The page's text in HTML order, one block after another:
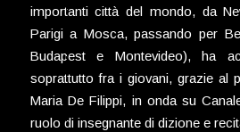
importanti città del mondo, da
Parigi a Mosca, passando per
Budapest e Montevideo), ha
soprattutto fra i giovani, grazie al
Maria De Filippi, in onda su
ruolo di insegnante di dizione e